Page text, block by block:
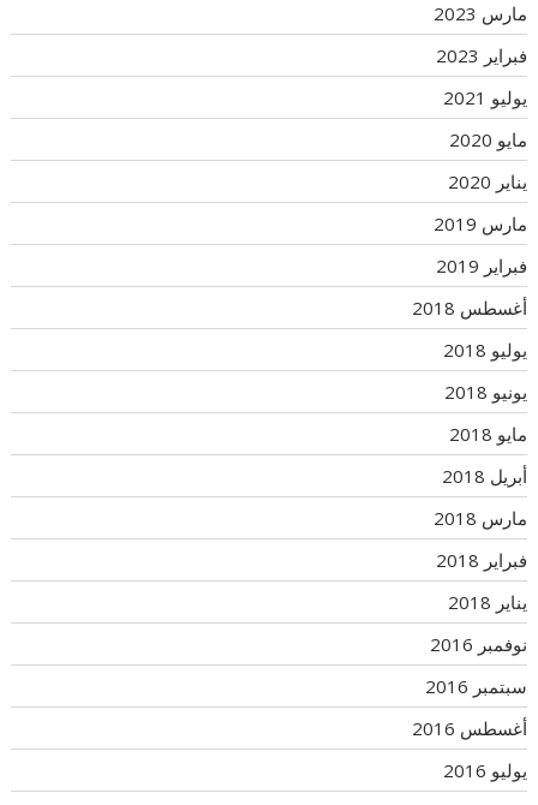
مارس 2023
فبراير 2023
يوليو 2021
مايو 2020
يناير 2020
مارس 2019
فبراير 2019
أغسطس 2018
يوليو 2018
يونيو 2018
مايو 2018
أبريل 2018
مارس 2018
فبراير 2018
يناير 2018
نوفمبر 2016
سبتمبر 2016
أغسطس 2016
يوليو 2016